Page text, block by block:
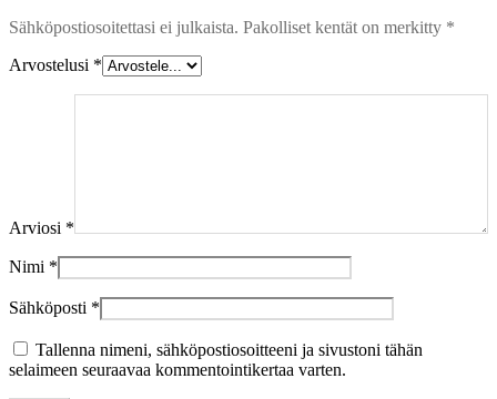
Sähköpostiosoitettasi ei julkaista. Pakolliset kentät on merkitty *
Arvostelusi *
Arviosi *
Nimi *
Sähköposti *
Tallenna nimeni, sähköpostiosoitteeni ja sivustoni tähän
selaimeen seuraavaa kommentointikertaa varten.